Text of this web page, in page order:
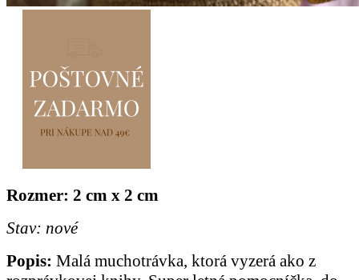
Rozmer: 2 cm x 2 cm
Stav: nové
Popis: Malá muchotrávka, ktorá vyzerá ako z